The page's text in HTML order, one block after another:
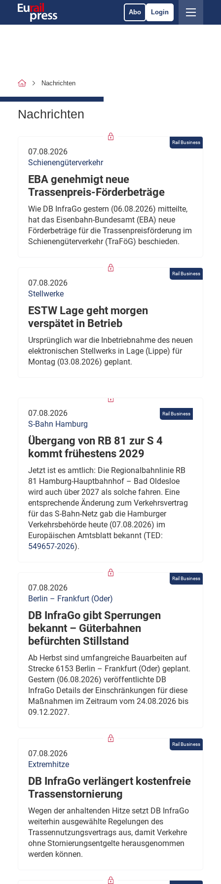
Abo Login
Nachrichten
Nachrichten
Rail Business
07.08.2026
Schienengüterverkehr
EBA genehmigt neue
Trassenpreis-Förderbeträge
Wie DB InfraGo gestern (06.08.2026) mitteilte,
hat das Eisenbahn-Bundesamt (EBA) neue
Förderbeträge für die Trassenpreisförderung im
Schienengüterverkehr (TraFöG) beschieden.
Rail Business
07.08.2026
Stellwerke
ESTW Lage geht morgen
verspätet in Betrieb
Ursprünglich war die Inbetriebnahme des neuen
elektronischen Stellwerks in Lage (Lippe) für
Montag (03.08.2026) geplant.
Rail Business
07.08.2026
S-Bahn Hamburg
Übergang von RB 81 zur S 4
kommt frühestens 2029
Jetzt ist es amtlich: Die Regionalbahnlinie RB
81 Hamburg-Hauptbahnhof – Bad Oldesloe
wird auch über 2027 als solche fahren. Eine
entsprechende Änderung zum Verkehrsvertrag
für das S-Bahn-Netz gab die Hamburger
Verkehrsbehörde heute (07.08.2026) im
Europäischen Amtsblatt bekannt (TED:
549657-2026).
Rail Business
07.08.2026
Berlin – Frankfurt (Oder)
DB InfraGo gibt Sperrungen
bekannt – Güterbahnen
befürchten Stillstand
Ab Herbst sind umfangreiche Bauarbeiten auf
Strecke 6153 Berlin – Frankfurt (Oder) geplant.
Gestern (06.08.2026) veröffentlichte DB
InfraGo Details der Einschränkungen für diese
Maßnahmen im Zeitraum vom 24.08.2026 bis
09.12.2027.
Rail Business
07.08.2026
Extremhitze
DB InfraGo verlängert kostenfreie
Trassenstornierung
Wegen der anhaltenden Hitze setzt DB InfraGo
weiterhin ausgewählte Regelungen des
Trassennutzungsvertrags aus, damit Verkehre
ohne Stornierungsentgelte herausgenommen
werden können.